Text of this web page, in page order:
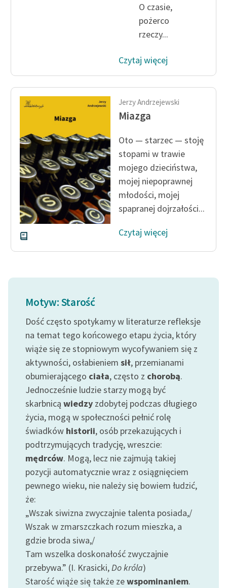
O czasie,
pożerco
rzeczy...
Czytaj więcej
Jerzy Andrzejewski
Miazga
Oto — starzec — stoję
stopami w trawie
mojego dzieciń­stwa,
mojej niepoprawnej
młodości, mojej
spapranej dojrzałości...
Czytaj więcej
Motyw: Starość
Dość często spotykamy w literaturze refleksje
na temat tego końcowego etapu życia, który
wiąże się ze stopniowym wycofywaniem się z
aktywności, osłabieniem sił, przemianami
obumierającego ciała, często z chorobą.
Jednocześnie ludzie starzy mogą być
skarbnicą wiedzy zdobytej podczas długiego
życia, mogą w społeczności pełnić rolę
świadków historii, osób przekazujących i
podtrzymujących tradycję, wreszcie:
mędrców. Mogą, lecz nie zajmują takiej
pozycji automatycznie wraz z osiągnięciem
pewnego wieku, nie należy się bowiem łudzić,
że:
„Wszak siwizna zwyczajnie talenta posiada,/
Wszak w zmarszczkach rozum mieszka, a
gdzie broda siwa,/
Tam wszelka doskonałość zwyczajnie
przebywa.” (I. Krasicki,Do króla)
Starość wiąże się także zewspominaniem.